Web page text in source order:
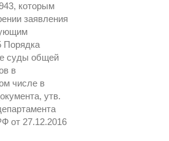
которым
заявления
Порядка
суды общей
в
числе в
утв.
от 27.12.2016